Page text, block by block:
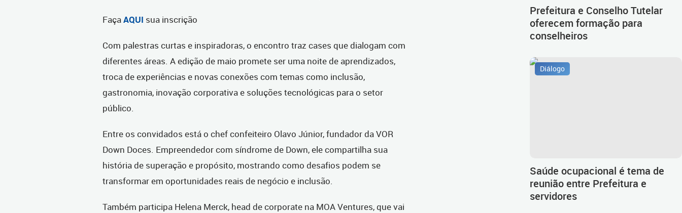
FaçaAQUI sua inscrição
Com palestras curtas e inspiradoras, o encontro traz cases que dialogam com
diferentes áreas. A edição de maio promete ser uma noite de aprendizados,
troca de experiências e novas conexões com temas como inclusão,
gastronomia, inovação corporativa e soluções tecnológicas para o setor
público.
Entre os convidados está o chef confeiteiro Olavo Júnior, fundador da VOR
Down Doces. Empreendedor com síndrome de Down, ele compartilha sua
história de superação e propósito, mostrando como desafios podem se
transformar em oportunidades reais de negócio e inclusão.
Também participa Helena Merck, head de corporate na MOA Ventures, que vai
Prefeitura e Conselho Tutelar
oferecem formação para
conselheiros
Diálogo
Saúde ocupacional é tema de
reunião entre Prefeitura e
servidores